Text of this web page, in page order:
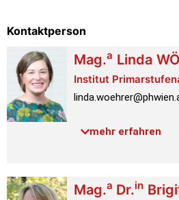
Kontaktperson
Mag.a Linda
Institut
Link PH-Online
mehr erfahren
Mag.a Dr.in